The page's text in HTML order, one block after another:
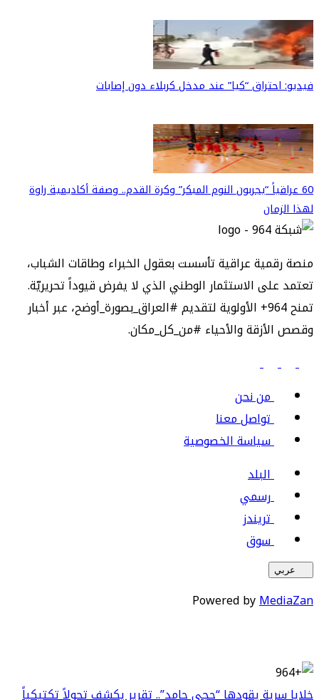
فيديو: احتراق “كيا” عند مدخل كربلاء دون إصابات
60 عراقياً “يجربون النوم المبكر” وكرة القدم.. وصفة أكاديمية راوة
لهذا الزمان
منصة رقمية عراقية تأسست بعقول الخبراء وطاقات الشباب،
تعتمد على الاستثمار الوطني الذي لا يفرض قيوداً تحريريّة.
تمنح 964+ الأولوية لتقديم #العراق_بصورة_أوضح، عبر أخبار
وقصص الأزقة والأحياء #من_كل_مكان.
من نحن
تواصل معنا
سياسة الخصوصية
البلد
رسمي
تريندز
سوق
عربي
Powered byMediaZan
خلايا سرية يقودها “حجي حامد”.. تقرير يكشف تحولاً تكتيكياً